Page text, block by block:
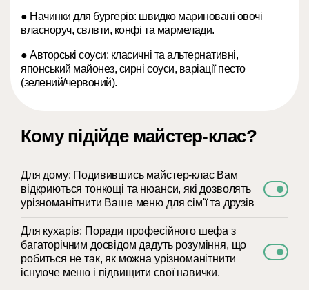
● Начинки для бургерів: швидко мариновані овочі
власноруч, свлвти, конфі та мармелади.
● Авторські соуси: класичні та альтернативні,
японський майонез, сирні соуси, варіації песто
(зелений/червоний).
Кому підійде майстер-клас?
Для дому: Подивившись майстер-клас Вам
відкриються тонкощі та нюанси, які дозволять
урізноманітнити Ваше меню для сім'ї та друзів
Для кухарів: Поради професійного шефа з
багаторічним досвідом дадуть розуміння, що
робиться не так, як можна урізноманітнити
існуюче меню і підвищити свої навички.